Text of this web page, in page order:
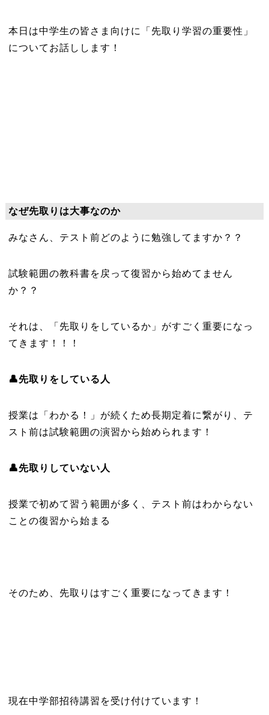
本日は中学生の皆さま向けに「先取り学習の重要性」
についてお話しします！
なぜ先取りは大事なのか
みなさん、テスト前どのように勉強してますか？？
試験範囲の教科書を戻って復習から始めてません
か？？
それは、「先取りをしているか」がすごく重要になっ
てきます！！！
👤先取りをしている人
授業は「わかる！」が続くため長期定着に繋がり、テ
スト前は試験範囲の演習から始められます！
👤先取りしていない人
授業で初めて習う範囲が多く、テスト前はわからない
ことの復習から始まる
そのため、先取りはすごく重要になってきます！
現在中学部招待講習を受け付けています！